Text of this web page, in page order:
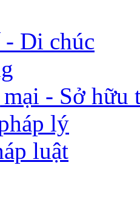
- Di chúc
- Sở hữu
lý
luật